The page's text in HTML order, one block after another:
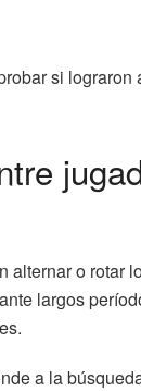
si lograron
alternar o rotar
largos
a la